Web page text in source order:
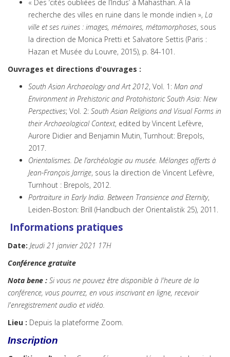
« Des ‘cités oubliées de l’Indus’ à Mahasthan. À la
recherche des villes en ruine dans le monde indien », La
ville et ses ruines : images, mémoires, métamorphoses, sous
la direction de Monica Pretti et Salvatore Settis (Paris :
Hazan et Musée du Louvre, 2015), p. 84-101.
Ouvrages et directions d'ouvrages :
South Asian Archaeology and Art 2012, Vol. 1: Man and
Environment in Prehistoric and Protohistoric South Asia: New
Perspectives; Vol. 2: South Asian Religions and Visual Forms in
their Archaeological Context, edited by Vincent Lefèvre,
Aurore Didier and Benjamin Mutin, Turnhout: Brepols,
2017.
Orientalismes. De l’archéologie au musée. Mélanges offerts à
Jean-François Jarrige, sous la direction de Vincent Lefèvre,
Turnhout : Brepols, 2012.
Portraiture in Early India. Between Transience and Eternity,
Leiden-Boston: Brill (Handbuch der Orientalistik 25), 2011.
Informations pratiques
Date: Jeudi 21 janvier 2021 17H
Conférence gratuite
Nota bene : Si vous ne pouvez être disponible à l'heure de la
conférence, vous pourrez, en vous inscrivant en ligne, recevoir
l'enregistrement audio et vidéo.
Lieu : Depuis la plateforme Zoom.
Inscription